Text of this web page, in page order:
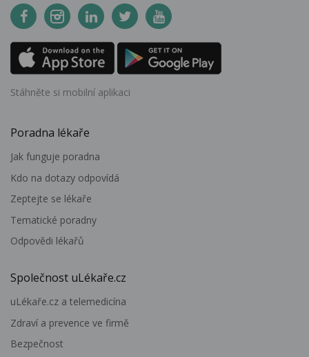
Stáhněte si mobilní aplikaci
Poradna lékaře
Jak funguje poradna
Kdo na dotazy odpovídá
Zeptejte se lékaře
Tematické poradny
Odpovědi lékařů
Společnost uLékaře.cz
uLékaře.cz a telemedicína
Zdraví a prevence ve firmě
Bezpečnost